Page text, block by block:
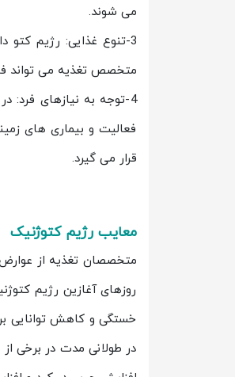
می شوند.
3-تنوع غذایی: رژیم
متخصص تغذیه می تواند
4-توجه به نیازهای
فعالیت و بیماری های
قرار می گیرد.
معایب رژیم کتوژنیک
متخصصان تغذیه از عوارض
روزهای آغازین رژیم
خستگی و کاهش توانایی
در طولانی مدت در برخی